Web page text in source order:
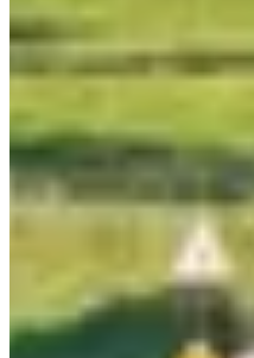
12:30
Bicicleta
Turismo en bicicleta